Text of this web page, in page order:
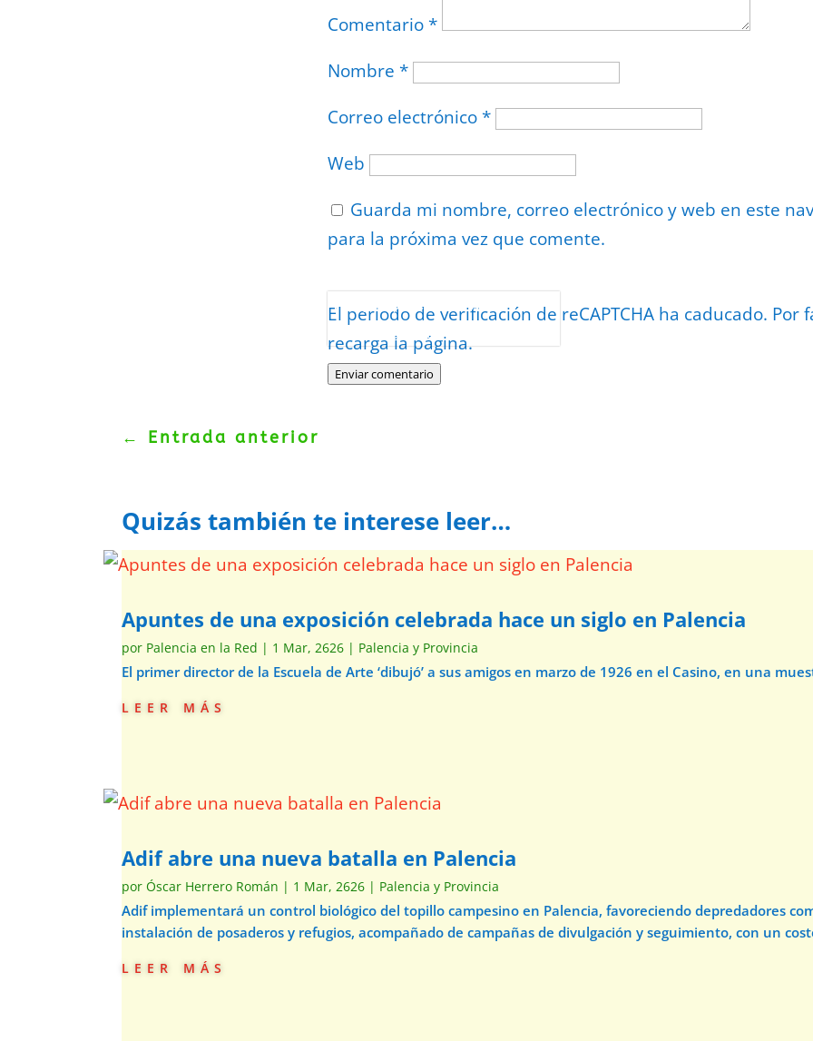
Comentario *
Nombre *
Correo electrónico *
Web
Guarda mi nombre, correo electrónico y web en este
para la próxima vez que comente.
El periodo de verificación de reCAPTCHA ha caducado. Por
recarga la página.
Enviar comentario
Protegidos por reCAPTCHA
Términos
← Entrada anterior
Quizás también te interese leer…
Apuntes de una exposición celebrada hace un siglo en Palencia
por Palencia en la Red | 1 Mar, 2626 | Palencia y Provincia
El primer director de la Escuela de Arte ‘dibujó’ a sus amigos en marzo de 1926 en el Casino, en una
leer más
Adif abre una nueva batalla en Palencia
porÓscar Herrero Román | 1 Mar, 2626 | Palencia y Provincia
Adif implementará un control biológico del topillo campesino en Palencia, favoreciendo depredadores
instalación de posaderos y refugios, acompañado de campañas de divulgación y seguimiento, con un
leer más